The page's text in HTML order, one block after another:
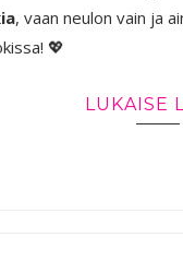
, vaan neulon vain ja
💖
LUKAISE